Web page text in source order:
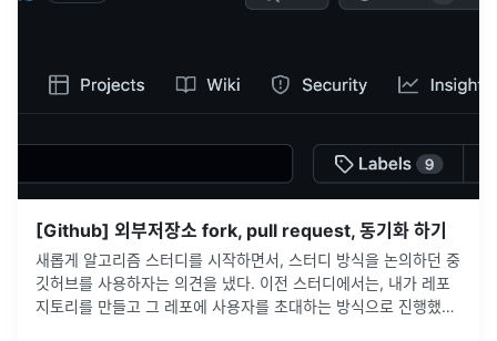
[Github] 외부저장소 fork, pull request, 동기화 하기
새롭게 알고리즘 스터디를 시작하면서, 스터디 방식을 논의하던 중
깃허브를 사용하자는 의견을 냈다. 이전 스터디에서는, 내가 레포
지토리를 만들고 그 레포에 사용자를 초대하는 방식으로 진행했었